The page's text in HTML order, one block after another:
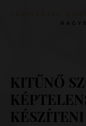
KITŰNŐ
KÉSZÍTENI